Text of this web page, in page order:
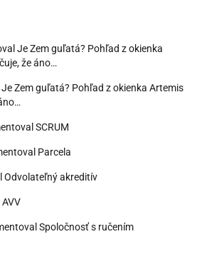
Je Zem guľatá? Pohľad z okienka
že áno…
Je Zem guľatá? Pohľad z okienka Artemis
SCRUM
Parcela
Odvolateľný akreditív
AVV
Spoločnosť s ručením